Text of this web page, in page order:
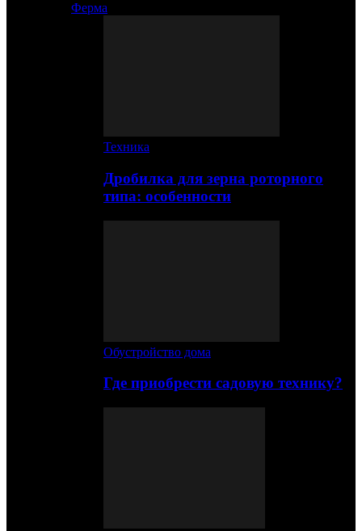
Ферма
Техника
Дробилка для зерна роторного
типа: особенности
Обустройство дома
Где приобрести садовую технику?